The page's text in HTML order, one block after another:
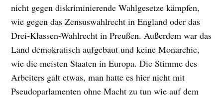
nicht gegen diskriminierende Wahlgesetze kämpfen,
wie gegen das Zensuswahlrecht in England oder das
Drei-Klassen-Wahlrecht in Preußen. Außerdem war das
Land demokratisch aufgebaut und keine Monarchie,
wie die meisten Staaten in Europa. Die Stimme des
Arbeiters galt etwas, man hatte es hier nicht mit
Pseudoparlamenten ohne Macht zu tun wie auf dem